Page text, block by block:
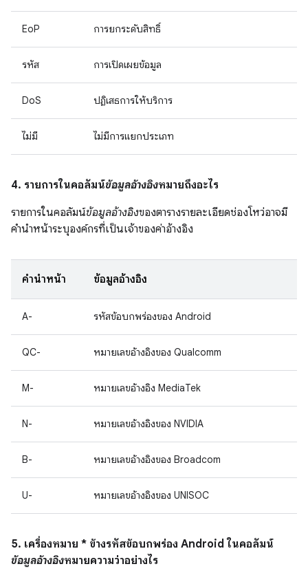
EoP การยกระดับสิทธิ์
รหัส การเปิดเผยข้อมูล
DoS ปฏิเสธการให้บริการ
ไม่มี ไม่มีการแยกประเภท
4. รายการในคอลัมน์ข้อมูลอ้างอิงหมายถึงอะไร
รายการในคอลัมน์ข้อมูลอ้างอิงของตารางรายละเอียดช่องโหว่อาจมี
คำนำหน้าระบุองค์กรที่เป็นเจ้าของค่าอ้างอิง
คำนำหน้า ข้อมูลอ้างอิง
A- รหัสข้อบกพร่องของ Android
QC- หมายเลขอ้างอิงของ Qualcomm
M- หมายเลขอ้างอิง MediaTek
N- หมายเลขอ้างอิงของ NVIDIA
B- หมายเลขอ้างอิงของ Broadcom
U- หมายเลขอ้างอิงของ UNISOC
5. เครื่องหมาย * ข้างรหัสข้อบกพร่อง Android ในคอลัมน์
ข้อมูลอ้างอิงหมายความว่าอย่างไร